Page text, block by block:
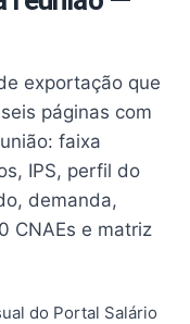
exportação que
páginas com
faixa
IPS, perfil do
demanda,
CNAEs e matriz
do Portal Salário